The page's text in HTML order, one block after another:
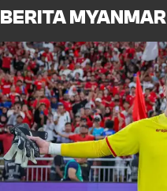
BERITA MYANMAR